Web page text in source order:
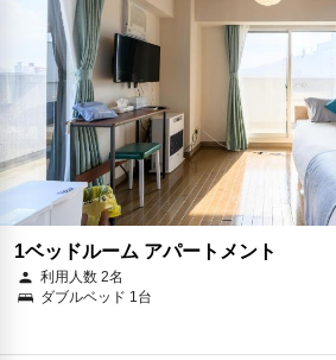
1ベッドルーム アパートメント
利用人数 2名
ダブルベッド 1台